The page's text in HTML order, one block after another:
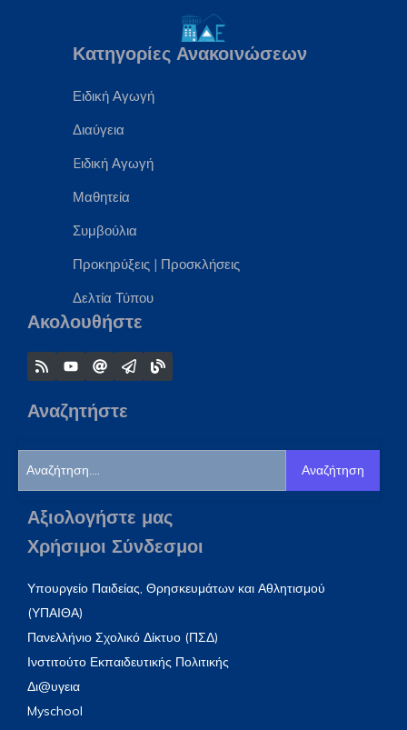
Κατηγορίες Ανακοινώσεων
Ειδική Αγωγή
Διαύγεια
Eιδική Αγωγή
Μαθητεία
Συμβούλια
Προκηρύξεις | Προσκλήσεις
Δελτία Τύπου
Ακολουθήστε
Αναζητήστε
Αναζήτηση
Αξιολογήστε μας
Χρήσιμοι Σύνδεσμοι
Υπουργείο Παιδείας, Θρησκευμάτων και Αθλητισμού
(ΥΠΑΙΘΑ)
Πανελλήνιο Σχολικό Δίκτυο (ΠΣΔ)
Ινστιτούτο Εκπαιδευτικής Πολιτικής
Δι@υγεια
Myschool